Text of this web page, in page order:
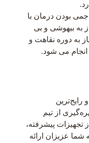
بودن درمان با
به بیهوشی و بی
به دوره نقاهت و
می شود.
از تیم
پیشرفته،
عزیزان ارائه